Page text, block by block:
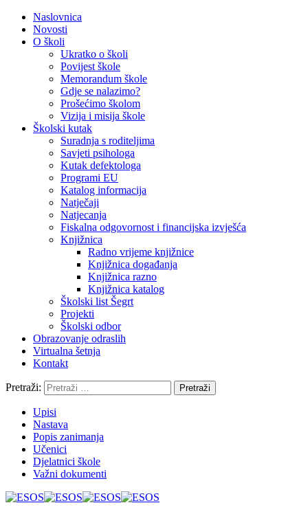
Naslovnica
Novosti
O školi
Ukratko o školi
Povijest škole
Memorandum škole
Gdje se nalazimo?
Prošećimo školom
Vizija i misija škole
Školski kutak
Suradnja s roditeljima
Savjeti psihologa
Kutak defektologa
Programi EU
Katalog informacija
Natječaji
Natjecanja
Fiskalna odgovornost i financijska izvješća
Knjižnica
Radno vrijeme knjižnice
Knjižnica događanja
Knjižnica razno
Knjižnica katalog
Školski list Šegrt
Projekti
Školski odbor
Obrazovanje odraslih
Virtualna šetnja
Kontakt
Pretraži:
Upisi
Nastava
Popis zanimanja
Učenici
Djelatnici škole
Važni dokumenti